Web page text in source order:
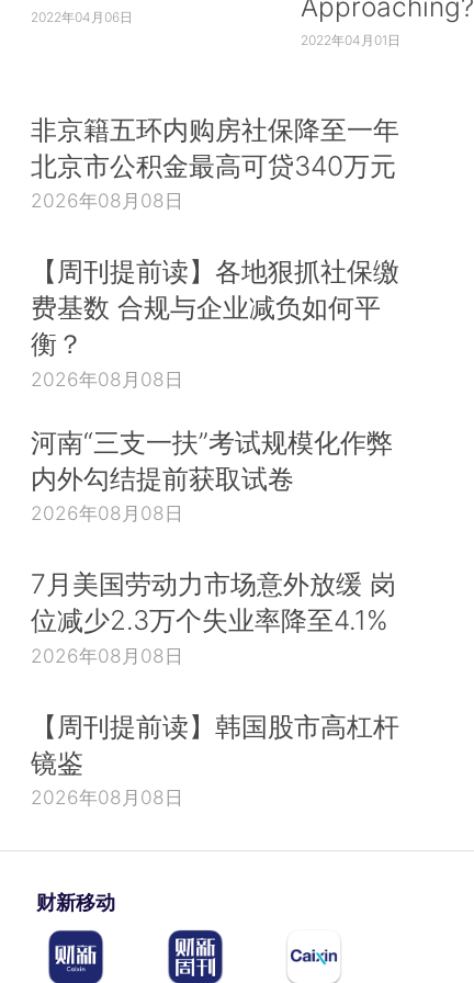
2022年04月06日
Approaching?
2022年04月01日
非京籍五环内购房社保降至一年
北京市公积金最高可贷340万元
2026年08月08日
【周刊提前读】各地狠抓社保缴
费基数 合规与企业减负如何平
衡？
2026年08月08日
河南“三支一扶”考试规模化作弊
内外勾结提前获取试卷
2026年08月08日
7月美国劳动力市场意外放缓 岗
位减少2.3万个失业率降至4.1%
2026年08月08日
【周刊提前读】韩国股市高杠杆
镜鉴
2026年08月08日
财新移动